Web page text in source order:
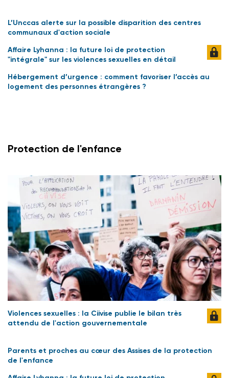
L’Unccas alerte sur la possible disparition des centres
communaux d'action sociale
Affaire Lyhanna : la future loi de protection
"intégrale" sur les violences sexuelles en détail
Hébergement d’urgence : comment favoriser l’accès au
logement des personnes étrangères ?
Protection de l'enfance
Violences sexuelles : la Ciivise publie le bilan très
attendu de l'action gouvernementale
Parents et proches au cœur des Assises de la protection
de l'enfance